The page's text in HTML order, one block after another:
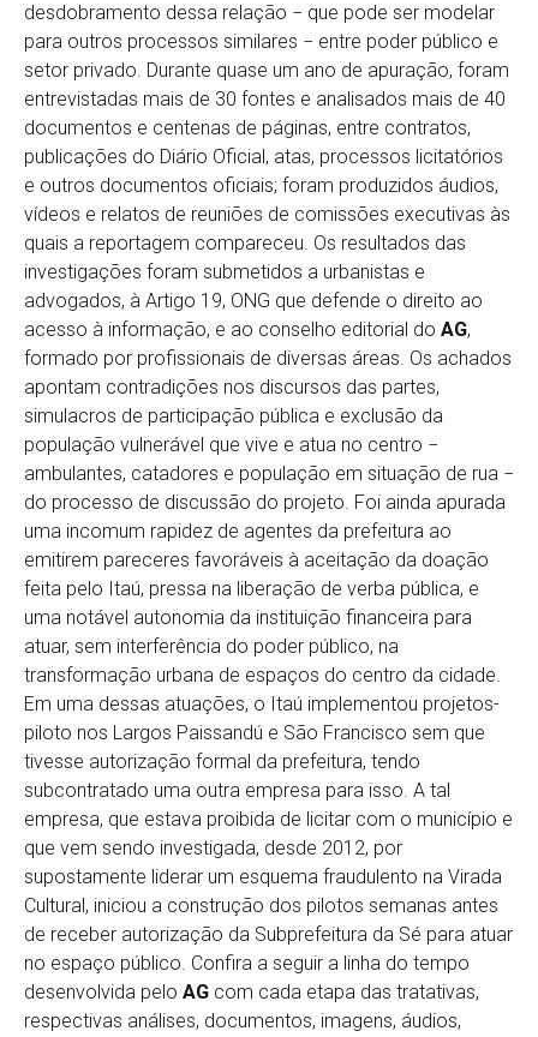
desdobramento dessa relação − que pode ser modelar
para outros processos similares − entre poder público e
setor privado. Durante quase um ano de apuração, foram
entrevistadas mais de 30 fontes e analisados mais de 40
documentos e centenas de páginas, entre contratos,
publicações do Diário Oficial, atas, processos licitatórios
e outros documentos oficiais; foram produzidos áudios,
vídeos e relatos de reuniões de comissões executivas às
quais a reportagem compareceu. Os resultados das
investigações foram submetidos a urbanistas e
advogados, à Artigo 19, ONG que defende o direito ao
acesso à informação, e ao conselho editorial do AG,
formado por profissionais de diversas áreas. Os achados
apontam contradições nos discursos das partes,
simulacros de participação pública e exclusão da
população vulnerável que vive e atua no centro −
ambulantes, catadores e população em situação de rua −
do processo de discussão do projeto. Foi ainda apurada
uma incomum rapidez de agentes da prefeitura ao
emitirem pareceres favoráveis à aceitação da doação
feita pelo Itaú, pressa na liberação de verba pública, e
uma notável autonomia da instituição financeira para
atuar, sem interferência do poder público, na
transformação urbana de espaços do centro da cidade.
Em uma dessas atuações, o Itaú implementou projetos-
piloto nos Largos Paissandú e São Francisco sem que
tivesse autorização formal da prefeitura, tendo
subcontratado uma outra empresa para isso. A tal
empresa, que estava proibida de licitar com o município e
que vem sendo investigada, desde 2012, por
supostamente liderar um esquema fraudulento na Virada
Cultural, iniciou a construção dos pilotos semanas antes
de receber autorização da Subprefeitura da Sé para atuar
no espaço público. Confira a seguir a linha do tempo
desenvolvida pelo AG com cada etapa das tratativas,
respectivas análises, documentos, imagens, áudios,